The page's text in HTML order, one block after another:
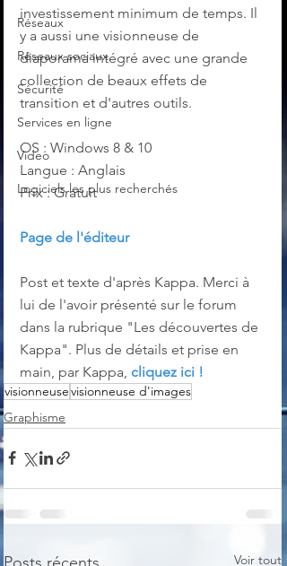
Réseaux
Réseaux sociaux
Sécurité
Services en ligne
Video
Logiciels les plus recherchés
investissement minimum de temps. Il
y a aussi une visionneuse de
diaporama intégré avec une grande
collection de beaux effets de
transition et d'autres outils.
OS : Windows 8 & 10
Langue : Anglais
Prix : Gratuit
Page de l'éditeur
Post et texte d'après Kappa. Merci à
lui de l'avoir présenté sur le forum
dans la rubrique "Les découvertes de
Kappa". Plus de détails et prise en
main, par Kappa, cliquez ici !
visionneusevisionneuse d'images
Graphisme
Voir tout